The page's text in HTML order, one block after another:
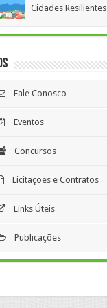
Cidades Resilientes
Fale Conosco
Eventos
Concursos
Licitações e Contratos
Links Úteis
Publicações